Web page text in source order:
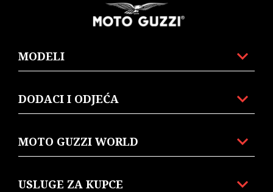
MODELI
DODACI I ODJEĆA
MOTO GUZZI WORLD
USLUGE ZA KUPCE